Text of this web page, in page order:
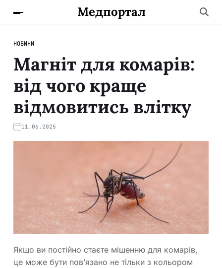
Медпортал
НОВИНИ
Магніт для комарів:
від чого краще
відмовитись влітку
11.06.2025
Якщо ви постійно стаєте мішенню для комарів,
це може бути пов’язано не тільки з кольором